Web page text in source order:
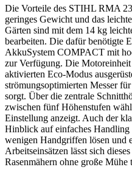
Die Vorteile des STIHL RMA
geringes Gewicht und das
Gärten sind mit dem 14 kg
bearbeiten. Die dafür benötigte
AkkuSystem COMPACT mit
zur Verfügung. Die
aktivierten Eco-Modus
strömungsoptimierten Messer
sorgt. Über die zentrale
zwischen fünf Höhenstufen
Einstellung anzeigt. Auch der
Hinblick auf einfaches Handling
wenigen Handgriffen lösen und
Arbeitseinsätzen lässt sich
Rasenmähern ohne große Mühe